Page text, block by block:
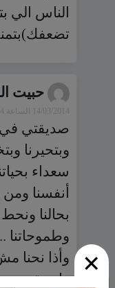
×
الناس الي
حبيت
14/03/2014 الساعة 00:04
صديقتي في
وبتحيرنا
سعداء
أنفسنا
بحالنا
وطموحاتنا ..
وأذا نحنا
راح نقدر